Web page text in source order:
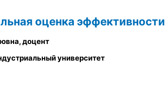
оценка
доцент
университет